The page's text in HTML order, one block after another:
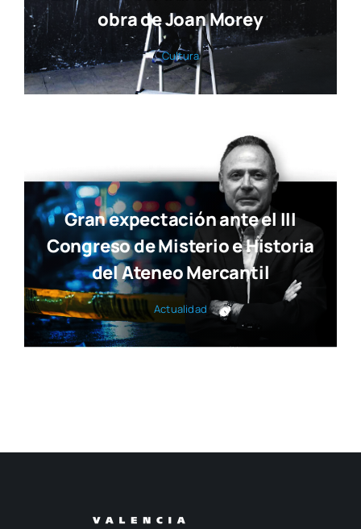
obra de Joan Morey
Cul­tu­ra
Gran expectación ante el III
Congreso de Misterio e Historia
del Ateneo Mercantil
Actua­li­dad